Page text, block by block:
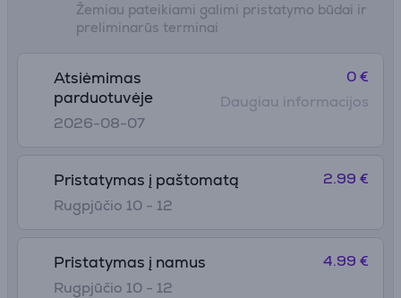
Žemiau pateikiami galimi pristatymo būdai ir
preliminarūs terminai
Atsiėmimas
parduotuvėje
2026-08-07
0 €
Daugiau informacijos
Pristatymas į paštomatą
Rugpjūčio 10 - 12
2.99 €
Pristatymas į namus
Rugpjūčio 10 - 12
4.99 €